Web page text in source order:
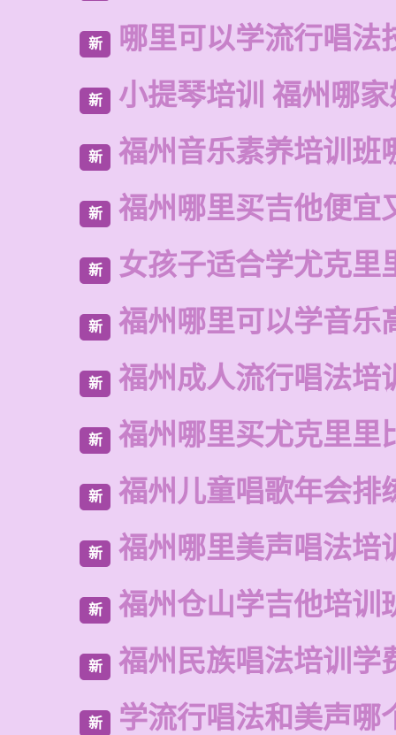
新 哪里可以学流行唱法
新 小提琴培训 福州哪
新 福州音乐素养培训班
新 福州哪里买吉他便宜
新 女孩子适合学尤克里
新 福州哪里可以学音乐
新 福州成人流行唱法培
新 福州哪里买尤克里里
新 福州儿童唱歌年会排
新 福州哪里美声唱法培
新 福州仓山学吉他培训
新 福州民族唱法培训学
新 学流行唱法和美声哪